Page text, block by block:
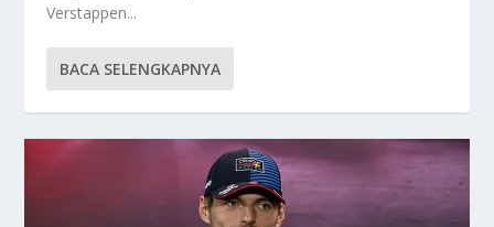
Verstappen...
BACA SELENGKAPNYA